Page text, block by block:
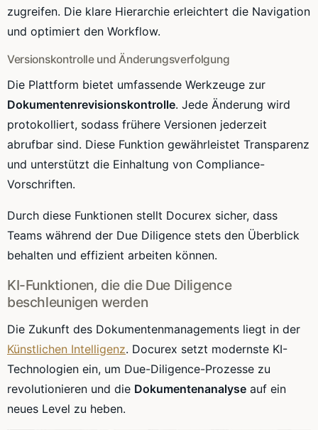
zugreifen. Die klare Hierarchie erleichtert die Navigation
und optimiert den Workflow.
Versionskontrolle und Änderungsverfolgung
Die Plattform bietet umfassende Werkzeuge zur
Dokumentenrevisionskontrolle. Jede Änderung wird
protokolliert, sodass frühere Versionen jederzeit
abrufbar sind. Diese Funktion gewährleistet Transparenz
und unterstützt die Einhaltung von Compliance-
Vorschriften.
Durch diese Funktionen stellt Docurex sicher, dass
Teams während der Due Diligence stets den Überblick
behalten und effizient arbeiten können.
KI-Funktionen, die die Due Diligence
beschleunigen werden
Die Zukunft des Dokumentenmanagements liegt in der
Künstlichen Intelligenz. Docurex setzt modernste KI-
Technologien ein, um Due-Diligence-Prozesse zu
revolutionieren und die Dokumentenanalyse auf ein
neues Level zu heben.